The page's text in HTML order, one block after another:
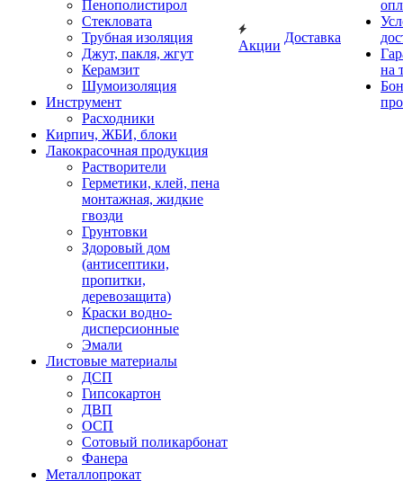
Пенополистирол
Стекловата
Трубная изоляция
Джут, пакля, жгут
Керамзит
Шумоизоляция
Инструмент
Расходники
Кирпич, ЖБИ, блоки
Лакокрасочная продукция
Растворители
Герметики, клей, пена
монтажная, жидкие
гвозди
Грунтовки
Здоровый дом
(антисептики,
пропитки,
деревозащита)
Краски водно-
дисперсионные
Эмали
Листовые материалы
ДСП
Гипсокартон
ДВП
ОСП
Сотовый поликарбонат
Фанера
Металлопрокат
Акции
Доставка
на